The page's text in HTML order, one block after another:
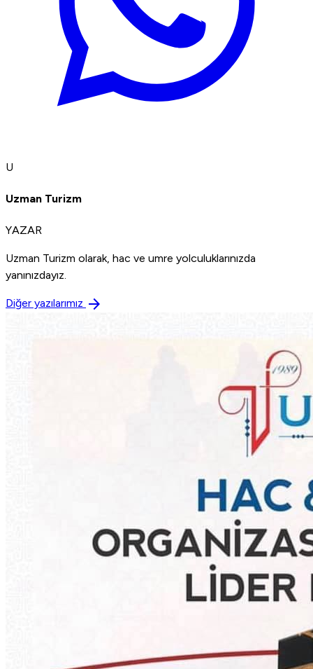
U
Uzman Turizm
YAZAR
Uzman Turizm olarak, hac ve umre yolculuklarınızda
yanınızdayız.
Diğer yazılarımız arrow_forward